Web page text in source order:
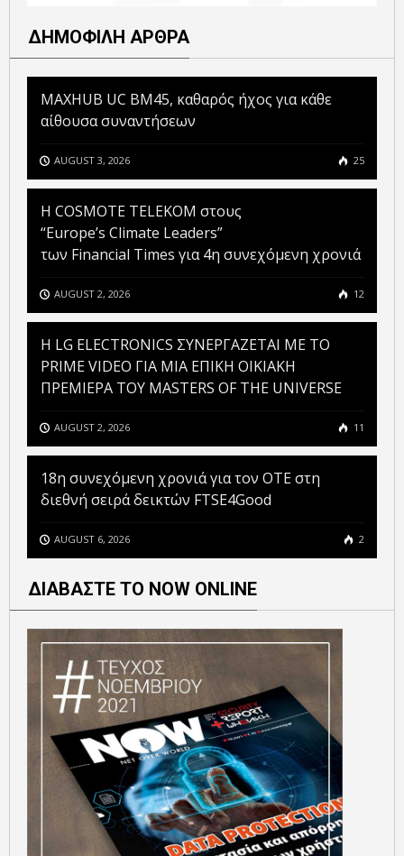
ΔΗΜΟΦΙΛΗ ΑΡΘΡΑ
MAXHUB UC BM45, καθαρός ήχος για κάθε
αίθουσα συναντήσεων
AUGUST 3, 2026 25
Η COSMOTE TELEKOM στους
“Europe’s Climate Leaders”
των Financial Times για 4η συνεχόμενη χρονιά
AUGUST 2, 2026 12
H LG ELECTRONICS ΣΥΝΕΡΓΑΖΕΤΑΙ ΜΕ ΤΟ
PRIME VIDEO ΓΙΑ ΜΙΑ ΕΠΙΚΗ ΟΙΚΙΑΚΗ
ΠΡΕΜΙΕΡΑ ΤΟΥ MASTERS OF THE UNIVERSE
AUGUST 2, 2026 11
18η συνεχόμενη χρονιά για τον ΟΤΕ στη
διεθνή σειρά δεικτών FTSE4Good
AUGUST 6, 2026 2
ΔΙΑΒΑΣΤΕ ΤΟ NOW ONLINE